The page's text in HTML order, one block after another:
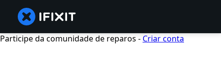
Participe da comunidade de reparos - Criar conta